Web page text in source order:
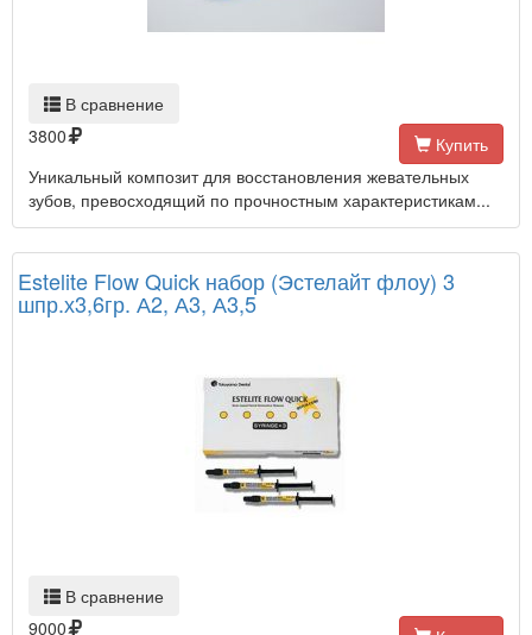
В сравнение
3800
Купить
Уникальный композит для восстановления жевательных
зубов, превосходящий по прочностным характеристикам...
Estelite Flow Quick набор (Эстелайт флоу) 3
шпр.х3,6гр. А2, А3, А3,5
В сравнение
9000